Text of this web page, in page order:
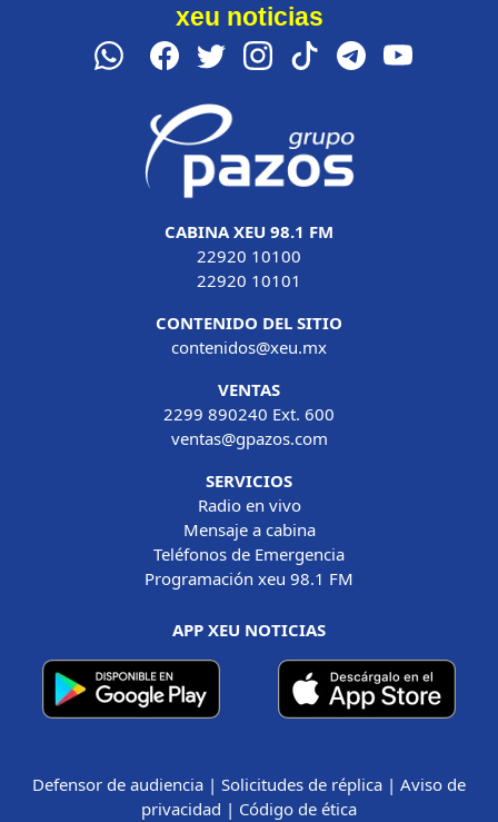
xeu noticias
CABINA XEU 98.1 FM
22920 10100
22920 10101
CONTENIDO DEL SITIO
contenidos@xeu.mx
VENTAS
2299 890240 Ext. 600
ventas@gpazos.com
SERVICIOS
Radio en vivo
Mensaje a cabina
Teléfonos de Emergencia
Programación xeu 98.1 FM
APP XEU NOTICIAS
Defensor de audiencia | Solicitudes de réplica | Aviso de
privacidad | Código de ética